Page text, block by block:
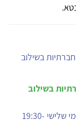
בשילוב
פתיחה 3.11.26. הקורס מועבר בזום. בימי שלישי 19:30-